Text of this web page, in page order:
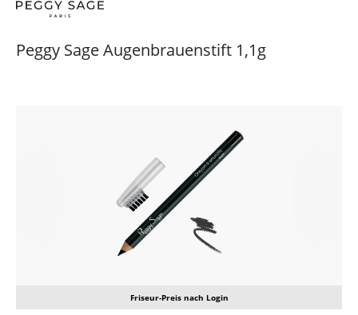
Peggy Sage Augenbrauenstift 1,1g
Friseur-Preis nach Login